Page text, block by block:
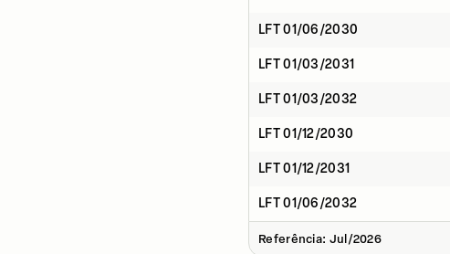
LFT 01/06/2030
LFT 01/03/2031
LFT 01/03/2032
LFT 01/12/2030
LFT 01/12/2031
LFT 01/06/2032
Referência: Jul/2026